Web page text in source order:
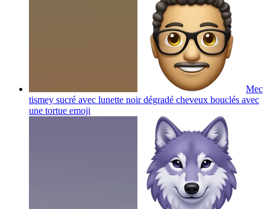
Mec
tismey sucré avec lunette noir dégradé cheveux bouclés avec
une tortue emoji